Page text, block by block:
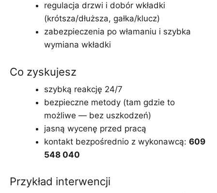
regulacja drzwi i dobór wkładki
(krótsza/dłuższa, gałka/klucz)
zabezpieczenia po włamaniu i szybka
wymiana wkładki
Co zyskujesz
szybką reakcję 24/7
bezpieczne metody (tam gdzie to
możliwe — bez uszkodzeń)
jasną wycenę przed pracą
kontakt bezpośrednio z wykonawcą: 609
548 040
Przykład interwencji